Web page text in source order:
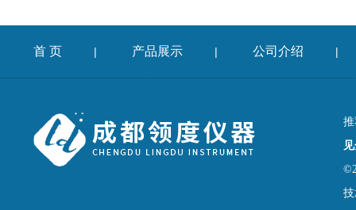
首 页 | 产品展示 | 公司介绍 |